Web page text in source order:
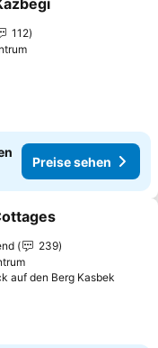
hinzufügen
112
Preise sehen
hinzufügen
239
auf den Berg Kasbek